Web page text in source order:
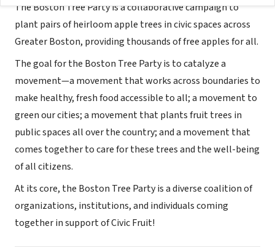
The Boston Tree Party is a collaborative campaign to
plant pairs of heirloom apple trees in civic spaces across
Greater Boston, providing thousands of free apples for all.
The goal for the Boston Tree Party is to catalyze a
movement—a movement that works across boundaries to
make healthy, fresh food accessible to all; a movement to
green our cities; a movement that plants fruit trees in
public spaces all over the country; and a movement that
comes together to care for these trees and the well-being
of all citizens.
At its core, the Boston Tree Party is a diverse coalition of
organizations, institutions, and individuals coming
together in support of Civic Fruit!